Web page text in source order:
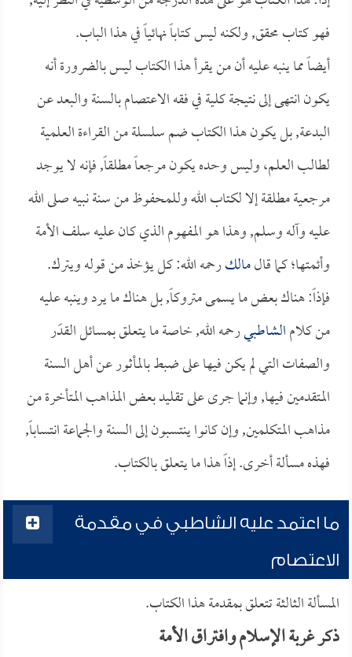
فهو كتاب محقق, ولكنه ليس كتاباً نهائياً في هذا الباب.
أيضاً مما ينبه عليه أن من يقرأ هذا الكتاب ليس بالضرورة أنه
يكون انتهى إلى نتيجة كلية في فقه الاعتصام بالسنة والبعد عن
البدعة, بل يكون هذا الكتاب ضم سلسلة من القراءة العلمية
لطالب العلم، وليس وحده يكون مرجعاً مطلقاً, فإنه لا يوجد
مرجعية مطلقة إلا لكتاب الله وللمحفوظ من سنة نبيه صلى الله
عليه وآله وسلم, وهذا هو المفهوم الذي كان عليه سلف الأمة
وأئمتها؛ كما قالمالكرحمه الله: كل يؤخذ من قوله ويترك.
فإذاً: هناك بعض ما يسمى متروكاً, بل هناك ما يرد وينبه عليه
من كلامالشاطبيرحمه الله, خاصة ما يتعلق بمسائل القدَر
والصفات التي لم يكن فيها على ضبط بالمأثور عن أهل السنة
المتقدمين فيها, وإنما جرى على تقليد بعض المذاهب المتأخرة من
مذاهب المتكلمين, وإن كانوا ينتسبون إلى السنة والجماعة انتساباً,
فهذه مسألة أخرى. إذاً هذا ما يتعلق بالكتاب.
ما اعتمد عليه الشاطبي في مقدمة
الاعتصام
المسألة الثالثة تتعلق بمقدمة هذا الكتاب.
ذكر غربة الإسلام وافتراق الأمة